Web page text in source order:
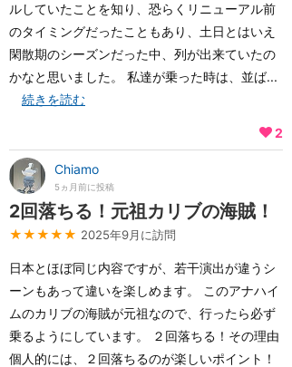
ルしていたことを知り、恐らくリニューアル前
のタイミングだったこともあり、土日とはいえ
閑散期のシーズンだった中、列が出来ていたの
かなと思いました。 私達が乗った時は、並ば...
続きを読む
2
Chiamo
5ヵ月前に投稿
2回落ちる！元祖カリブの海賊！
★★★★★ 2025年9月に訪問
日本とほぼ同じ内容ですが、若干演出が違うシ
ーンもあって違いを楽しめます。 このアナハイ
ムのカリブの海賊が元祖なので、行ったら必ず
乗るようにしています。 ２回落ちる！その理由
個人的には、２回落ちるのが楽しいポイント！